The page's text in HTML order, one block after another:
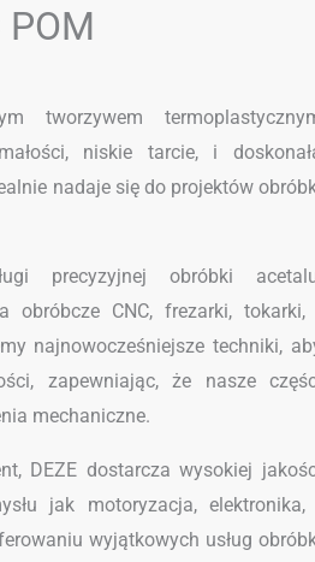
tworzywem
niskie tarcie, i
nadaje się do projektów
precyzyjnej obróbki
obróbcze CNC, frezarki, tokarki,
najnowocześniejsze techniki,
zapewniając, że nasze
mechaniczne.
DEZE dostarcza wysokiej
jak motoryzacja, elektronika,
wyjątkowych usług